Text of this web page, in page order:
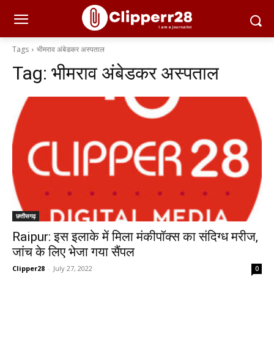
Tags भीमराव अंबेडकर अस्पताल
Tag: भीमराव अंबेडकर अस्पताल
छत्तीसगढ़
Raipur: इस इलाके में मिला मंकीपॉक्स का संदिग्ध मरीज,
जांच के लिए भेजा गया सैंपल
Clipper28 - July 27, 2022 0